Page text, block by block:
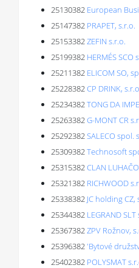
25130382 European
25147382 PRAPET, s.r.o.
25153382ZEFIN s.r.o.
25199382 HERMÉS SCO
25211382 ELICOM SO,
25228382CP DRINK,
25234382TONG DA
25263382G-MONT CR
25292382SALECO spol.
25309382Technosoft
25315382CLAN
25321382 RICHWOOD
25338382 JC holding CZ,
25344382 LEGRAND SLT
25367382ZPV Rožnov,
25396382'Bytové
25402382 POLYSMAT